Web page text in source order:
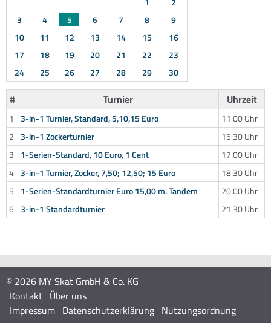
3
4 5 6 7 8
9
10
11 12 13 14 15
16
17
18 19 20 21 22
23
24
25 26 27 28 29 30
# Turnier Uhrzeit
1 3-in-1 Turnier, Standard, 5,10,15 Euro
11:00 Uhr
2 3-in-1 Zockerturnier
15:30 Uhr
3
1-Serien-Standard, 10 Euro, 1 Cent
17:00 Uhr
4 3-in-1 Turnier, Zocker, 7,50; 12,50; 15 Euro
18:30 Uhr
5
1-Serien-Standardturnier Euro 15,00 m. Tandem
20:00 Uhr
6 3-in-1 Standardturnier 21:30 Uhr
© 2026 MY Skat GmbH & Co. KG
Kontakt Über uns
Impressum Datenschutzerklärung Nutzungsordnung